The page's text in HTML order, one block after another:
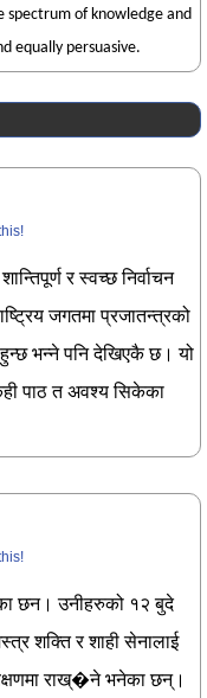
of knowledge and
equally persuasive.
र स्वच्छ निर्वाचन
जगतमा प्रजातन्त्रको
हुन्छ भन्ने पनि देखिएकै छ। यो
पाठ त अवश्य सिकेका
छन। उनीहरुको १२ बुदे
शक्ति र शाही सेनालाई
राख्�ने भनेका छन्।